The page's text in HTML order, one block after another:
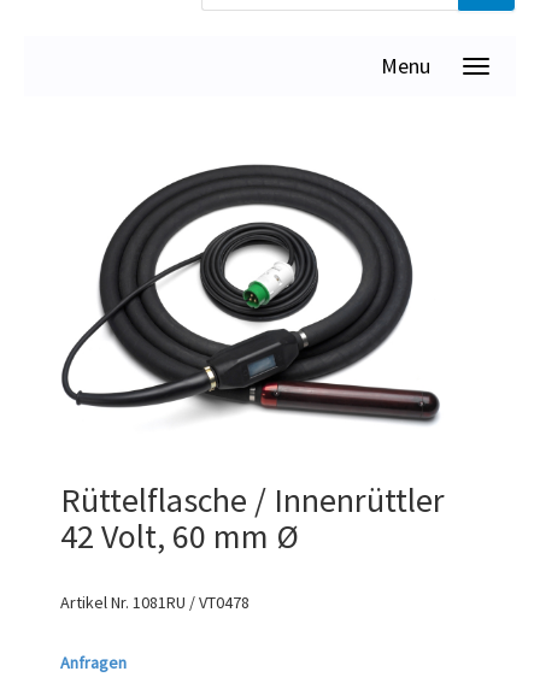
Menu
Rüttelflasche / Innenrüttler
42 Volt, 60 mm Ø
Artikel Nr. 1081RU / VT0478
Anfragen